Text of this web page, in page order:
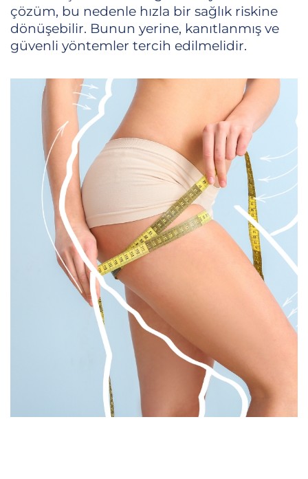
çözüm, bu nedenle hızla bir sağlık riskine
dönüşebilir. Bunun yerine, kanıtlanmış ve
güvenli yöntemler tercih edilmelidir.